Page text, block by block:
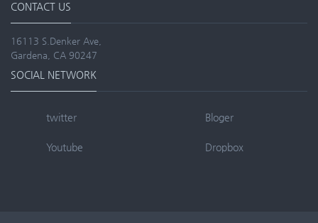
CONTACT US
16113 S.Denker Ave,
Gardena, CA 90247
SOCIAL NETWORK
twitter
Youtube
Bloger
Dropbox